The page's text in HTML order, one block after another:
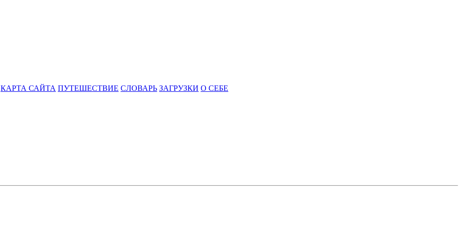
КАРТА САЙТА ПУТЕШЕСТВИЕ СЛОВАРЬ ЗАГРУЗКИ О СЕБЕ